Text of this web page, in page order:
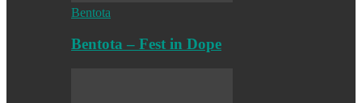
Bentota
Bentota – Fest in Dope